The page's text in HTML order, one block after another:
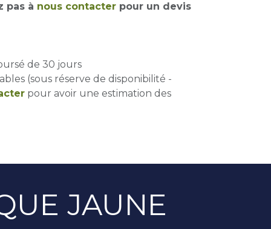
pas à nous contacter pour un devis
de 30 jours
(sous réserve de disponibilité -
pour avoir une estimation des
JAUNE